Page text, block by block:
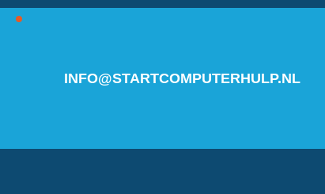
INFO@STARTCOMPUTERHULP.NL